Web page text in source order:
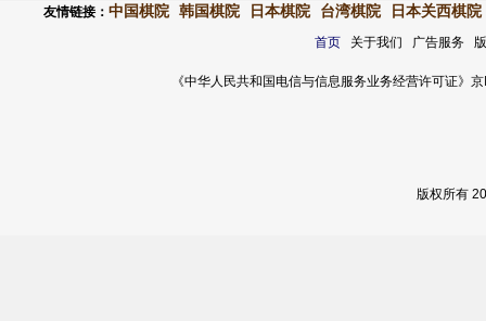
友情链接： 中国棋院 韩国棋院 日本棋院 台湾棋院 日本关西棋院
首页关于我们 广告服务
《中华人民共和国电信与信息服务业务经营许可证
版权所有